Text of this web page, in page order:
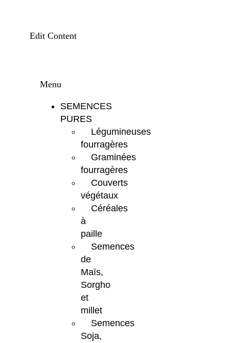
Edit Content
Menu
SEMENCES
PURES
Légumineuses
fourragères
Graminées
fourragères
Couverts
végétaux
Céréales
à
paille
Semences
de
Maïs,
Sorgho
et
millet
Semences
Soja,